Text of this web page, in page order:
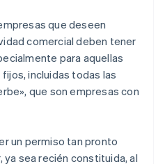
que deseen
comercial deben tener
para aquellas
incluidas todas las
que son empresas con
un permiso tan pronto
sea recién constituida, al